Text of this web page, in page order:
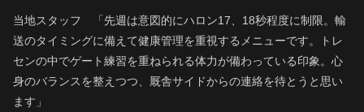
当地スタッフ 「先週は意図的にハロン17、18秒程度に制限。輸
送のタイミングに備えて健康管理を重視するメニューです。トレ
センの中でゲート練習を重ねられる体力が備わっている印象。心
身のバランスを整えつつ、厩舎サイドからの連絡を待とうと思い
ます」